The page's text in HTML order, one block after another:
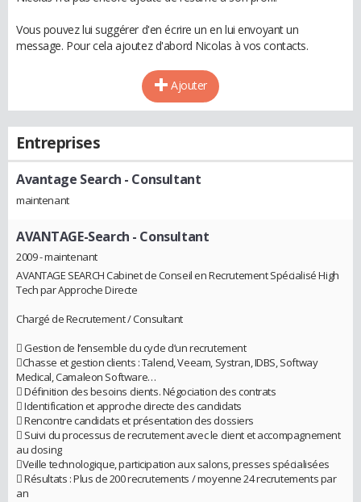
Vous pouvez lui suggérer d'en écrire un en lui envoyant un
message. Pour cela ajoutez d'abord Nicolas à vos contacts.
Ajouter
Entreprises
Avantage Search - Consultant
maintenant
AVANTAGE-Search - Consultant
2009 - maintenant
AVANTAGE SEARCH Cabinet de Conseil en Recrutement Spécialisé High
Tech par Approche Directe
Chargé de Recrutement / Consultant
 Gestion de l’ensemble du cycle d’un recrutement
Chasse et gestion clients : Talend, Veeam, Systran, IDBS, Softway
Medical, Camaleon Software…
 Définition des besoins clients. Négociation des contrats
 Identification et approche directe des candidats
 Rencontre candidats et présentation des dossiers
 Suivi du processus de recrutement avec le client et accompagnement
au closing
Veille technologique, participation aux salons, presses spécialisées
 Résultats : Plus de 200 recrutements / moyenne 24 recrutements par
an